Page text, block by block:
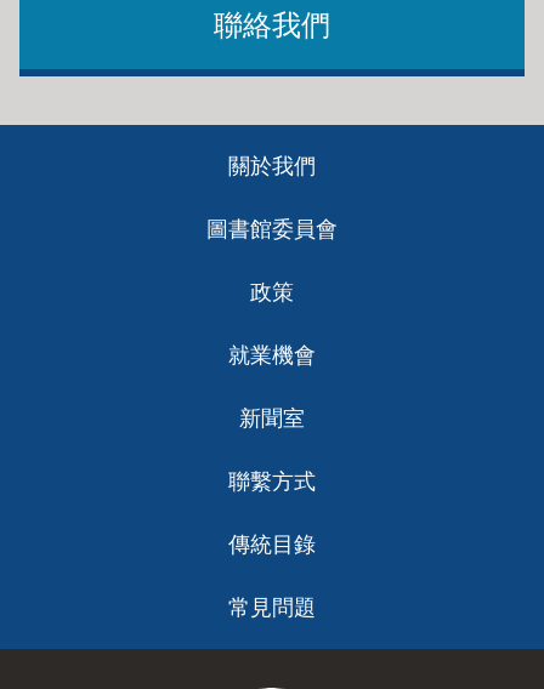
聯絡我們
關於我們
圖書館委員會
政策
就業機會
新聞室
聯繫方式
傳統目錄
常見問題